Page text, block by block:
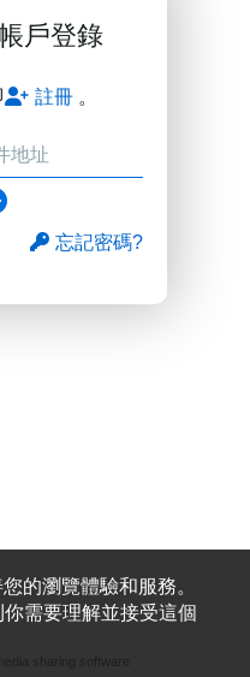
戶登錄
註冊。
忘記密碼?
的瀏覽體驗和服務。
需要理解並接受這個